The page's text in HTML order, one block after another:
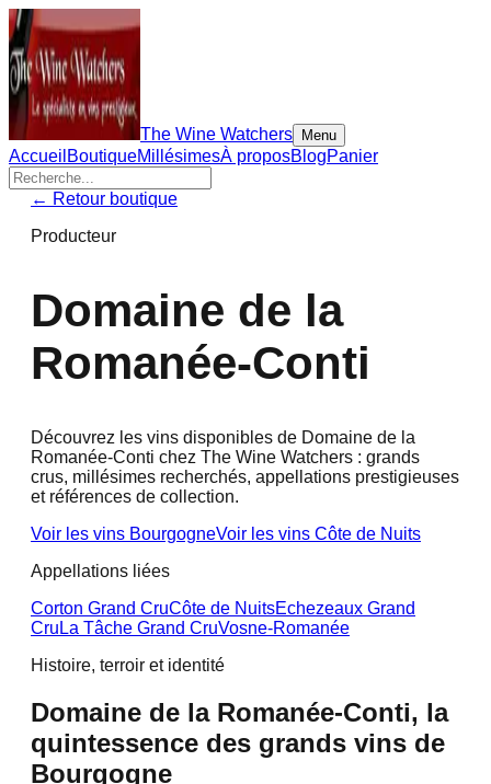
The Wine Watchers Menu
Accueil BoutiqueMillésimesÀ proposBlogPanier
← Retour boutique
Producteur
Domaine de la
Romanée-Conti
Découvrez les vins disponibles de Domaine de la
Romanée-Conti chez The Wine Watchers : grands
crus, millésimes recherchés, appellations prestigieuses
et références de collection.
Voir les vins BourgogneVoir les vins Côte de Nuits
Appellations liées
Corton Grand CruCôte de NuitsEchezeaux Grand
Cru La Tâche Grand CruVosne-Romanée
Histoire, terroir et identité
Domaine de la Romanée-Conti, la
quintessence des grands vins de
Bourgogne